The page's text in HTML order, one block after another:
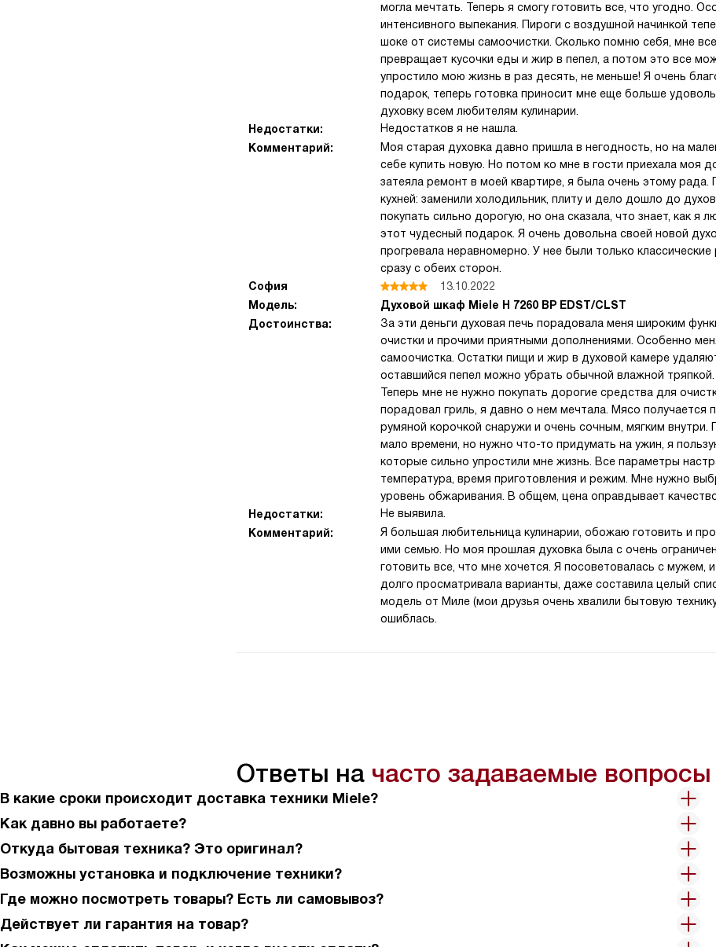
могла мечтать. Теперь я смогу готовить все, что угодно.
интенсивного выпекания. Пироги с воздушной начинкой
шоке от системы самоочистки. Сколько помню себя, мне
превращает кусочки еды и жир в пепел, а потом это все
упростило мою жизнь в раз десять, не меньше! Я очень
подарок, теперь готовка приносит мне еще больше
духовку всем любителям кулинарии.
Недостатки:
Недостатков я не нашла.
Комментарий:
Моя старая духовка давно пришла в негодность, но на
себе купить новую. Но потом ко мне в гости приехала моя
затеяла ремонт в моей квартире, я была очень этому
кухней: заменили холодильник, плиту и дело дошло до
покупать сильно дорогую, но она сказала, что знает, как я
этот чудесный подарок. Я очень довольна своей новой
прогревала неравномерно. У нее были только
сразу с обеих сторон.
София
13.10.2022
Модель:
Духовой шкаф Miele H 7260 BP EDST/CLST
Достоинства:
За эти деньги духовая печь порадовала меня широким
очистки и прочими приятными дополнениями. Особенно
самоочистка. Остатки пищи и жир в духовой камере
оставшийся пепел можно убрать обычной влажной
Теперь мне не нужно покупать дорогие средства для
порадовал гриль, я давно о нем мечтала. Мясо получается
румяной корочкой снаружи и очень сочным, мягким
мало времени, но нужно что-то придумать на ужин, я
которые сильно упростили мне жизнь. Все параметры
температура, время приготовления и режим. Мне нужно
уровень обжаривания. В общем, цена оправдывает
Недостатки:
Не выявила.
Комментарий:
Я большая любительница кулинарии, обожаю готовить и
ими семью. Но моя прошлая духовка была с очень
готовить все, что мне хочется. Я посоветовалась с мужем,
долго просматривала варианты, даже составила целый
модель от Миле (мои друзья очень хвалили бытовую
ошиблась.
Ответы на часто задаваемые вопросы
В какие сроки происходит доставка техники Miele?
Как давно вы работаете?
Откуда бытовая техника? Это оригинал?
Возможны установка и подключение техники?
Где можно посмотреть товары? Есть ли самовывоз?
Действует ли гарантия на товар?